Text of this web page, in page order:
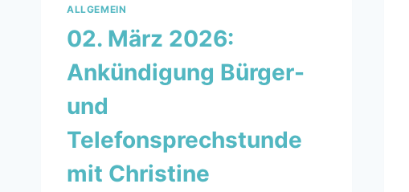
ALLGEMEIN
02. März 2026:
Ankündigung Bürger-
und
Telefonsprechstunde
mit Christine